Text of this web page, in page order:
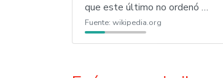
que este último no ordenó …
Fuente: wikipedia.org